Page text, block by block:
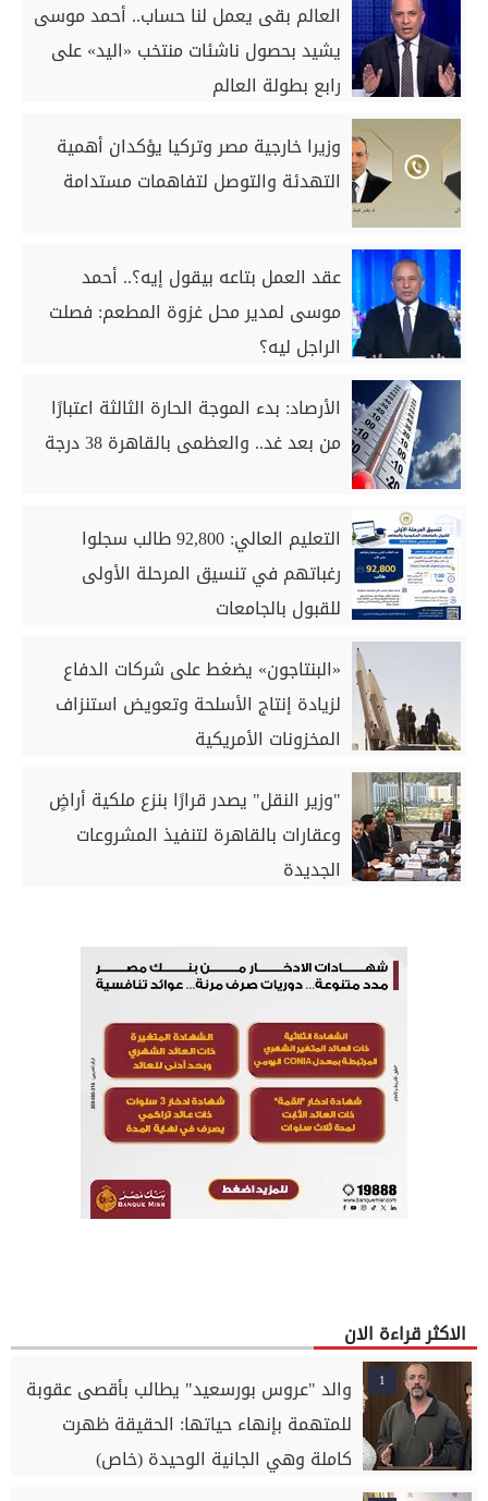
العالم بقى يعمل لنا حساب.. أحمد موسى
يشيد بحصول ناشئات منتخب «اليد» على
رابع بطولة العالم
وزيرا خارجية مصر وتركيا يؤكدان أهمية
التهدئة والتوصل لتفاهمات مستدامة
عقد العمل بتاعه بيقول إيه؟.. أحمد
موسى لمدير محل غزوة المطعم: فصلت
الراجل ليه؟
الأرصاد: بدء الموجة الحارة الثالثة اعتبارًا
من بعد غد.. والعظمى بالقاهرة 38 درجة
التعليم العالي: 92,800 طالب سجلوا
رغباتهم في تنسيق المرحلة الأولى
للقبول بالجامعات
«البنتاجون» يضغط على شركات الدفاع
لزيادة إنتاج الأسلحة وتعويض استنزاف
المخزونات الأمريكية
"وزير النقل" يصدر قرارًا بنزع ملكية أراضٍ
وعقارات بالقاهرة لتنفيذ المشروعات
الجديدة
الاكثر قراءة الان
1
والد "عروس بورسعيد" يطالب بأقصى عقوبة
للمتهمة بإنهاء حياتها: الحقيقة ظهرت
كاملة وهي الجانية الوحيدة (خاص)